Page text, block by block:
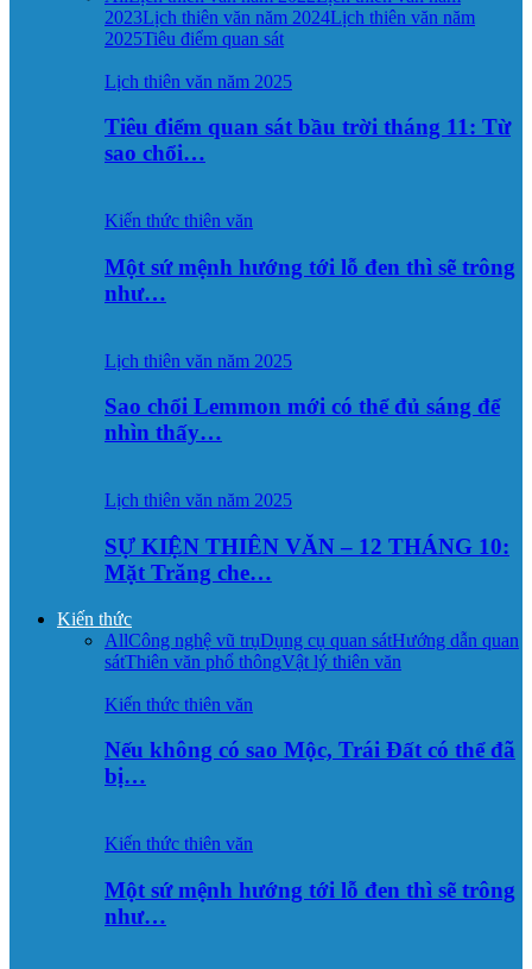
2023Lịch thiên văn năm 2024Lịch thiên văn năm
2025Tiêu điểm quan sát
Lịch thiên văn năm 2025
Tiêu điểm quan sát bầu trời tháng 11: Từ
sao chổi…
Kiến thức thiên văn
Một sứ mệnh hướng tới lỗ đen thì sẽ trông
như…
Lịch thiên văn năm 2025
Sao chổi Lemmon mới có thể đủ sáng để
nhìn thấy…
Lịch thiên văn năm 2025
SỰ KIỆN THIÊN VĂN – 12 THÁNG 10:
Mặt Trăng che…
Kiến thức
AllCông nghệ vũ trụDụng cụ quan sátHướng dẫn quan
sátThiên văn phổ thôngVật lý thiên văn
Kiến thức thiên văn
Nếu không có sao Mộc, Trái Đất có thể đã
bị…
Kiến thức thiên văn
Một sứ mệnh hướng tới lỗ đen thì sẽ trông
như…